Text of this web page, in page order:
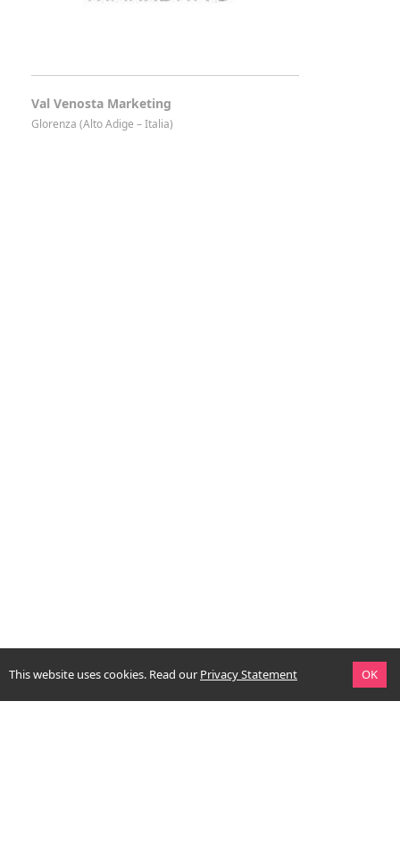
Val Venosta Marketing
Glorenza (Alto Adige – Italia)
This website uses cookies. Read our Privacy Statement OK